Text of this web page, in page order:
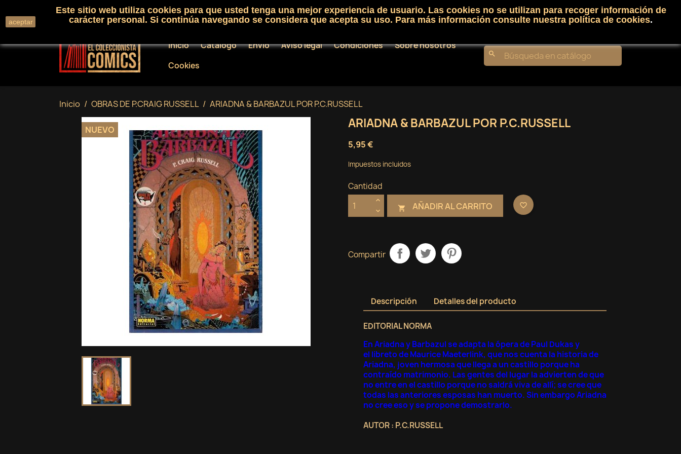
Llámenos:+34 91 530 01 33 Iniciar sesión shopping_cartCarrito(0)
Inicio Catálogo Envío Aviso legal Condiciones
Sobre nosotros
Cookies
search
Inicio OBRAS DE P.CRAIG RUSSELL ARIADNA & BARBAZUL POR P.C.RUSSELL
NUEVO ARIADNA & BARBAZUL POR P.C.RUSSELL
5,95 €
Impuestos incluidos
Cantidad
 AÑADIR AL CARRITO favorite_border
Compartir
Descripción Detalles del producto
EDITORIAL NORMA
En Ariadna y Barbazul se adapta la ópera de Paul Dukas y
el libreto de Maurice Maeterlink, que nos cuenta la historia de
Ariadna, joven hermosa que llega a un castillo porque ha
contraído matrimonio. Las gentes del lugar la advierten de que
no entre en el castillo porque no saldrá viva de allí; se cree que
todas las anteriores esposas han muerto. Sin embargo Ariadna
no cree eso y se propone demostrarlo.
AUTOR : P.C.RUSSELL
aceptar
Este sitio web utiliza cookies para que usted tenga una mejor experiencia de usuario. Las cookies no se utilizan para recoger información de
carácter personal. Si continúa navegando se considera que acepta su uso. Para más información consulte nuestra política de cookies.